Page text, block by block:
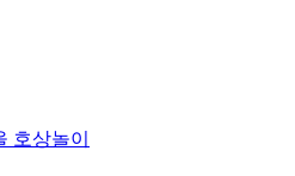
호상놀이